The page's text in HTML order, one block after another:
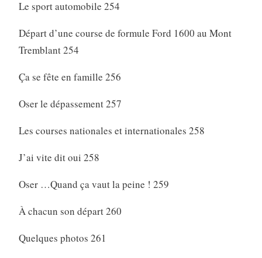
Le sport automobile 254
Départ d’une course de formule Ford 1600 au Mont
Tremblant 254
Ça se fête en famille 256
Oser le dépassement 257
Les courses nationales et internationales 258
J’ai vite dit oui 258
Oser …Quand ça vaut la peine ! 259
À chacun son départ 260
Quelques photos 261